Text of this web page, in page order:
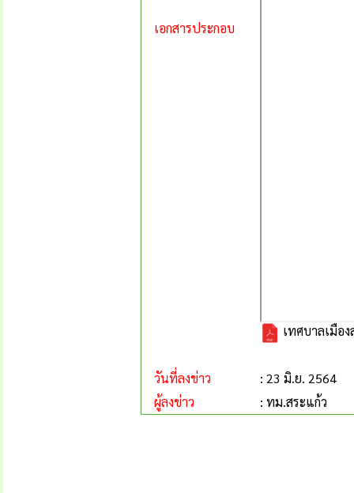
เอกสารประกอบ
เทศบาลเมือ
วันที่ลงข่าว
: 23 มิ.ย. 2564
ผู้ลงข่าว
: ทม.สระแก้ว